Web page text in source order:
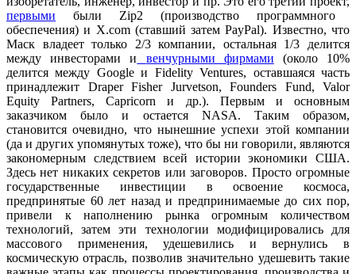
первыми были Zip2 (производство программного
обеспечения) и X.com (ставший затем PayPal). Известно, что
Маск владеет только 2/3 компании, остальная 1/3 делится
между инвесторами и
венчурными фирмами (около 10%
делится между Google и Fidelity Ventures, оставшаяся часть
принадлежит Draper Fisher Jurvetson, Founders Fund, Valor
Equity Partners, Capricorn и др.). Первым и основным
заказчиком было и остается NASA. Таким образом,
становится очевидно, что нынешние успехи этой компании
(да и других упомянутых тоже), что бы ни говорили, являются
закономерным следствием всей истории экономики США.
Здесь нет никаких секретов или заговоров. Просто огромные
государственные инвестиции в освоение космоса,
предпринятые 60 лет назад и предпринимаемые до сих пор,
привели к наполнению рынка огромным количеством
технологий, затем эти технологии модифицировались для
массового применения, удешевились и вернулись в
космическую отрасль, позволив значительно удешевить такие